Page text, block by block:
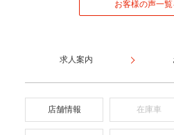
お客様の声一
求人案内
店舗情報 在庫車